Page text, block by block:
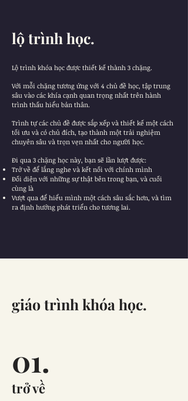
lộ trình học.
Lộ trình khóa học được thiết kế thành 3 chặng.
Với mỗi chặng tương ứng với 4 chủ đề học, tập trung
sâu vào các khía cạnh quan trọng nhất trên hành
trình thấu hiểu bản thân.
Trình tự các chủ đề được sắp xếp và thiết kế một cách
tối ưu và có chủ đích, tạo thành một trải nghiệm
chuyên sâu và trọn vẹn nhất cho người học.
Đi qua 3 chặng học này, bạn sẽ lần lượt được:
Trở về để lắng nghe và kết nối với chính mình
Đối diện với những sự thật bên trong bạn, và cuối
cùng là
Vượt qua để hiểu mình một cách sâu sắc hơn, và tìm
ra định hướng phát triển cho tương lai.
giáo trình khóa học.
01.
trở về